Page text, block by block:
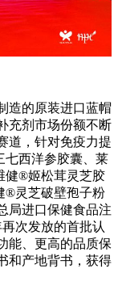
造的原装进口蓝帽
充剂市场份额不断
道，针对免疫力提
七西洋参胶囊、莱
健®姬松茸灵芝胶
®灵芝破壁孢子粉
局进口保健食品注
次发放的首批认
能、更高的品质保
和产地背书，获得